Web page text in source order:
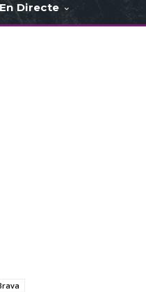
En Directe